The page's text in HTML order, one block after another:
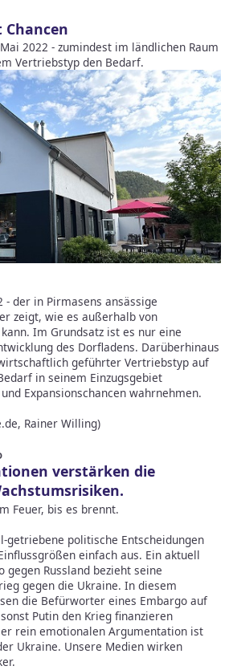
Chancen
2022 - zumindest im ländlichen Raum
Vertriebstyp den Bedarf.
- der in Pirmasens ansässige
zeigt, wie es außerhalb von
Im Grundsatz ist es nur eine
des Dorfladens. Darüberhinaus
geführter Vertriebstyp auf
in seinem Einzugsgebiet
Expansionschancen wahrnehmen.
Rainer Willing)
verstärken die
Feuer, bis es brennt.
getriebene politische Entscheidungen
einfach aus. Ein aktuell
Russland bezieht seine
gegen die Ukraine. In diesem
die Befürworter eines Embargo auf
Putin den Krieg finanzieren
rein emotionalen Argumentation ist
Ukraine. Unsere Medien wirken